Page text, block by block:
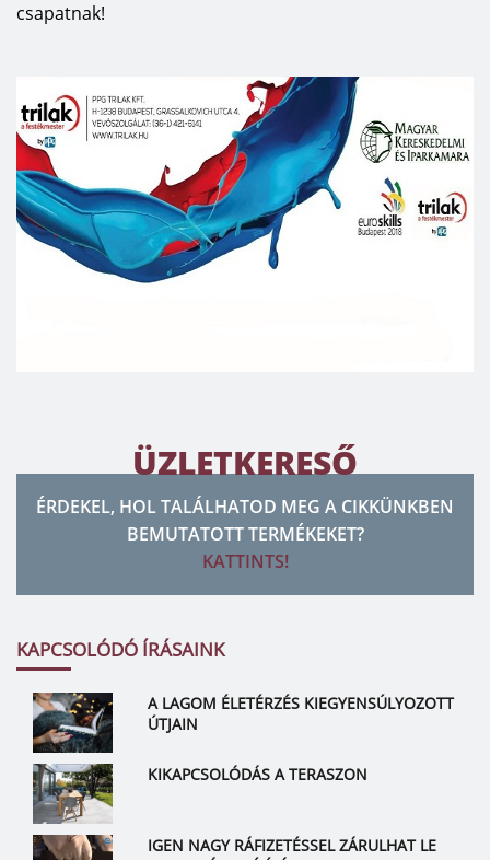
csapatnak!
ÜZLETKERESŐ
ÉRDEKEL, HOL TALÁLHATOD MEG A CIKKÜNKBEN
BEMUTATOTT TERMÉKEKET?
KATTINTS!
KAPCSOLÓDÓ ÍRÁSAINK
A LAGOM ÉLETÉRZÉS KIEGYENSÚLYOZOTT
ÚTJAIN
KIKAPCSOLÓDÁS A TERASZON
IGEN NAGY RÁFIZETÉSSEL ZÁRULHAT LE